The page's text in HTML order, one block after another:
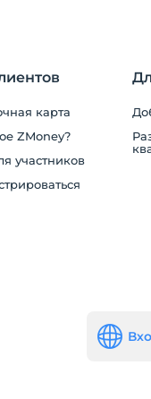
карта
ZMoney?
участников